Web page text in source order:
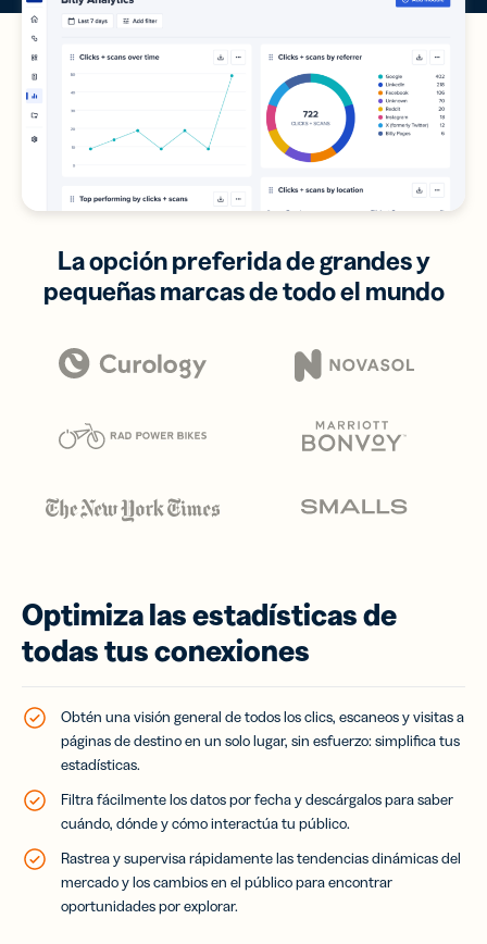
La opción preferida de grandes y
pequeñas marcas de todo el mundo
Optimiza las estadísticas de
todas tus conexiones
Obtén una visión general de todos los clics, escaneos y visitas a
páginas de destino en un solo lugar, sin esfuerzo: simplifica tus
estadísticas.
Filtra fácilmente los datos por fecha y descárgalos para saber
cuándo, dónde y cómo interactúa tu público.
Rastrea y supervisa rápidamente las tendencias dinámicas del
mercado y los cambios en el público para encontrar
oportunidades por explorar.